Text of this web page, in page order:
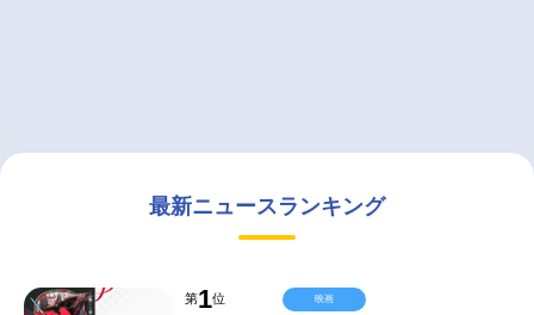
最新ニュースランキング
第1位 映画